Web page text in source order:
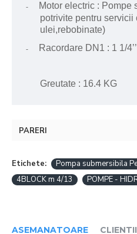
-
Motor electric : Pompe
potrivite pentru servicii
ulei,rebobinate)
- Racordare DN1 : 1 1/4’’
Greutate : 16.4 KG
PARERI
Etichete:
Pompa submersibila
4BLOCK m 4/13
POMPE -
ASEMANATOARE